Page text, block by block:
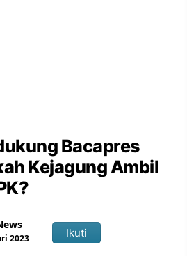
Bacapres
Kejagung Ambil
2023 Ikuti